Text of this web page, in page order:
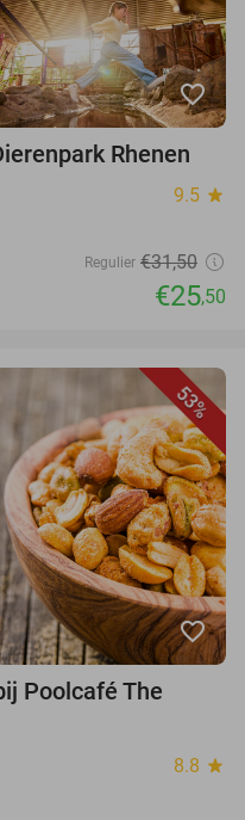
favorite_border
Rhenen
9.5 star
Regulier €31,50
€25,50
53%
favorite_border
Poolcafé The
8.8 star